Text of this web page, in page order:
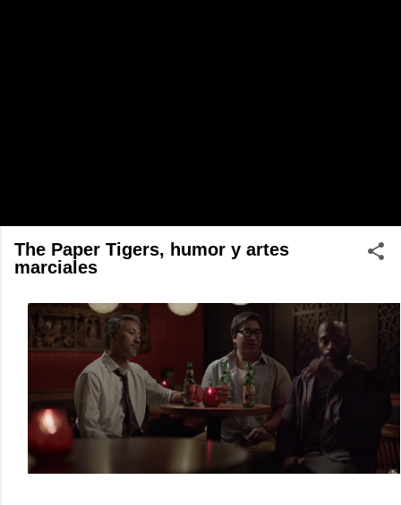
The Paper Tigers, humor y artes
marciales